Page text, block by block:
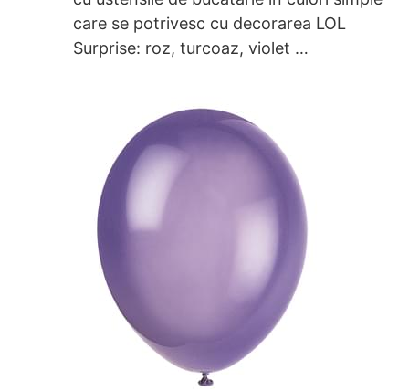
care se potrivesc cu decorarea LOL
Surprise: roz, turcoaz, violet …